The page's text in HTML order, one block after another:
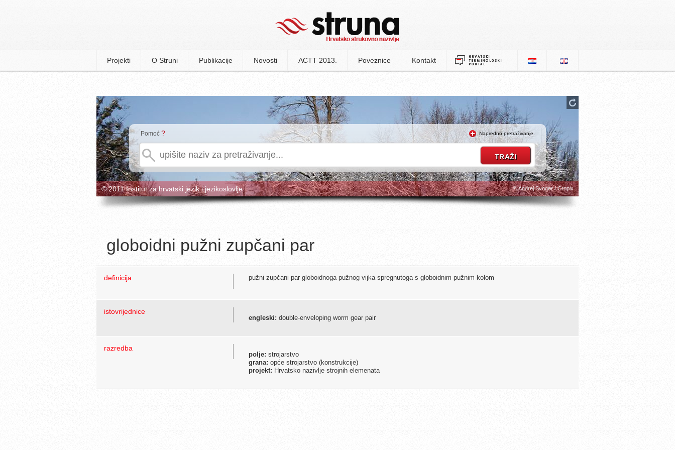
Projekti O Struni Publikacije Novosti ACTT 2013. Poveznice Kontakt
Pomoć ? Napredno pretraživanje
© 2011 Institut za hrvatski jezik i jezikoslovlje © Andrej Svoger / Cropix
globoidni pužni zupčani par
definicija pužni zupčani par globoidnoga pužnog vijka spregnutoga s globoidnim pužnim kolom
istovrijednice
engleski: double-enveloping worm gear pair
razredba
polje: strojarstvo
grana: opće strojarstvo (konstrukcije)
projekt: Hrvatsko nazivlje strojnih elemenata